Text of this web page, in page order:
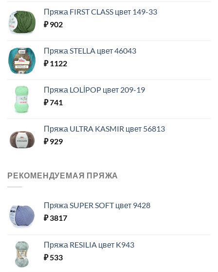
Пряжа FIRST CLASS цвет 149-33
₽902
Пряжа STELLA цвет 46043
₽1122
Пряжа LOLİPOP цвет 209-19
₽741
Пряжа ULTRA KASMIR цвет 56813
₽929
РЕКОМЕНДУЕМАЯ ПРЯЖА
Пряжа SUPER SOFT цвет 9428
₽3817
Пряжа RESILIA цвет K943
₽533